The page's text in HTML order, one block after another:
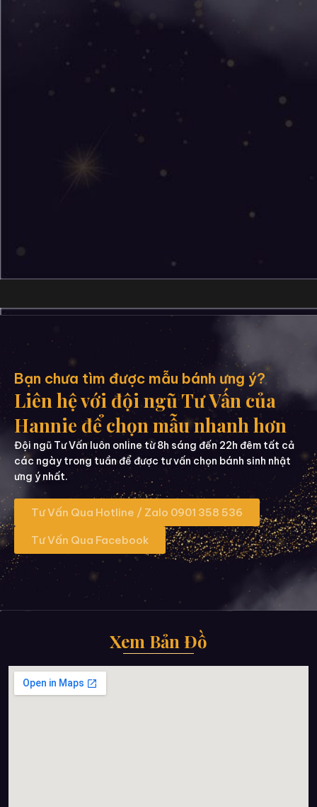
Bạn chưa tìm được mẫu bánh ưng ý?
Liên hệ với đội ngũ Tư Vấn của
Hannie để chọn mẫu nhanh hơn
Đội ngũ Tư Vấn luôn online từ 8h sáng đến 22h đêm tất cả
các ngày trong tuần để được tư vấn chọn bánh sinh nhật
ưng ý nhất.
Tư Vấn Qua Hotline / Zalo 0901 358 536
Tư Vấn Qua Facebook
Xem Bản Đồ